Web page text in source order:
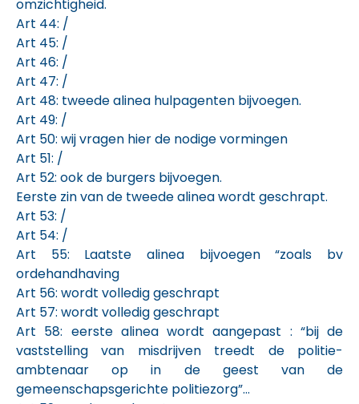
omzichtigheid.
Art 44: /
Art 45: /
Art 46: /
Art 47: /
Art 48: tweede alinea hulpagenten bijvoegen.
Art 49: /
Art 50: wij vragen hier de nodige vormingen
Art 51: /
Art 52: ook de burgers bijvoegen.
Eerste zin van de tweede alinea wordt geschrapt.
Art 53: /
Art 54: /
Art 55: Laatste alinea bijvoegen “zoals bv
ordehandhaving
Art 56: wordt volledig geschrapt
Art 57: wordt volledig geschrapt
Art 58: eerste alinea wordt aangepast : “bij de
vaststelling van misdrijven treedt de politie-
ambtenaar op in de geest van de
gemeenschapsgerichte politiezorg”…